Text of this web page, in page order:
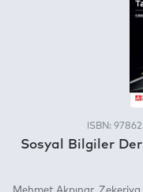
ISBN:
Sosyal Bilgiler